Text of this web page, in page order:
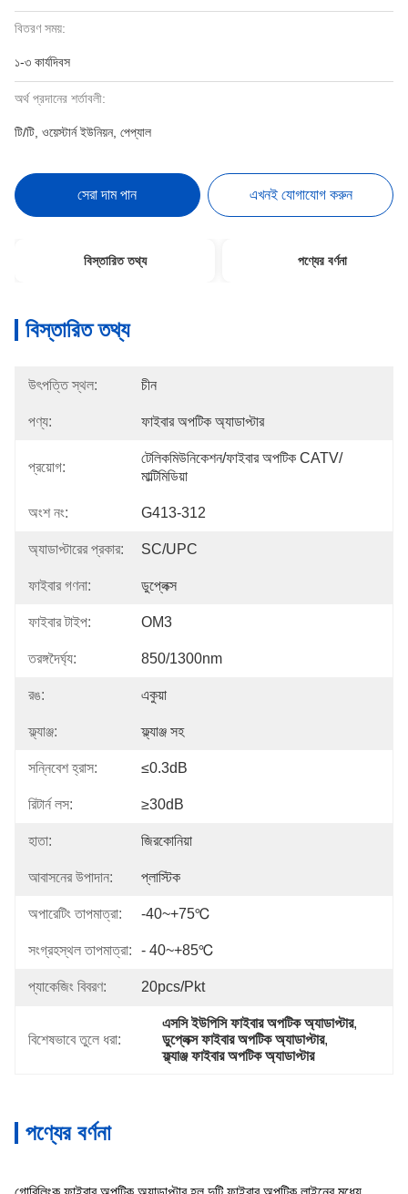
বিতরণ সময়:
১-৩ কার্যদিবস
অর্থ প্রদানের শর্তাবলী:
টি/টি, ওয়েস্টার্ন ইউনিয়ন, পেপ্যাল
সেরা দাম পান এখনই যোগাযোগ করুন
বিস্তারিত তথ্য পণ্যের বর্ণনা
বিস্তারিত তথ্য
উৎপত্তি স্থল: চীন
পণ্য: ফাইবার অপটিক অ্যাডাপ্টার
প্রয়োগ:
টেলিকমিউনিকেশন/ফাইবার অপটিক CATV/
মাল্টিমিডিয়া
অংশ নং: G413-312
অ্যাডাপ্টারের প্রকার: SC/UPC
ফাইবার গণনা: ডুপ্লেক্স
ফাইবার টাইপ: OM3
তরঙ্গদৈর্ঘ্য: 850/1300nm
রঙ: একুয়া
ফ্ল্যাঞ্জ: ফ্ল্যাঞ্জ সহ
সন্নিবেশ হ্রাস: ≤0.3dB
রিটার্ন লস: ≥30dB
হাতা: জিরকোনিয়া
আবাসনের উপাদান: প্লাস্টিক
অপারেটিং তাপমাত্রা: -40~+75℃
সংগ্রহস্থল তাপমাত্রা: - 40~+85℃
প্যাকেজিং বিবরণ: 20pcs/Pkt
বিশেষভাবে তুলে ধরা:
এসসি ইউপিসি ফাইবার অপটিক অ্যাডাপ্টার,
ডুপ্লেক্স ফাইবার অপটিক অ্যাডাপ্টার,
ফ্ল্যাঞ্জ ফাইবার অপটিক অ্যাডাপ্টার
পণ্যের বর্ণনা